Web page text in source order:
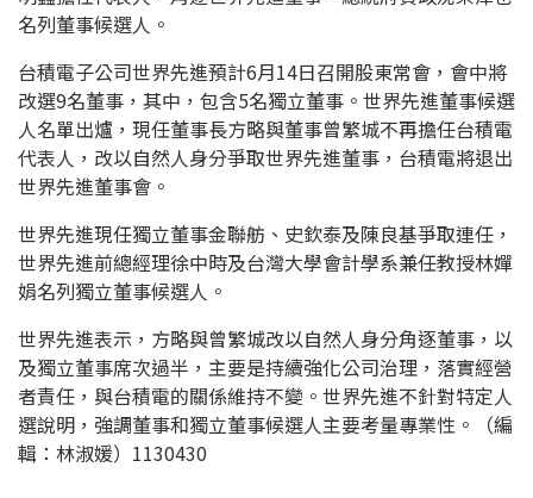
名列董事候選人。
台積電子公司世界先進預計6月14日召開股東常會，會中將
改選9名董事，其中，包含5名獨立董事。世界先進董事候選
人名單出爐，現任董事長方略與董事曾繁城不再擔任台積電
代表人，改以自然人身分爭取世界先進董事，台積電將退出
世界先進董事會。
世界先進現任獨立董事金聯舫、史欽泰及陳良基爭取連任，
世界先進前總經理徐中時及台灣大學會計學系兼任教授林嬋
娟名列獨立董事候選人。
世界先進表示，方略與曾繁城改以自然人身分角逐董事，以
及獨立董事席次過半，主要是持續強化公司治理，落實經營
者責任，與台積電的關係維持不變。世界先進不針對特定人
選說明，強調董事和獨立董事候選人主要考量專業性。（編
輯：林淑媛）1130430